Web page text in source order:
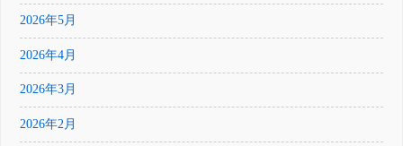
2026年5月
2026年4月
2026年3月
2026年2月